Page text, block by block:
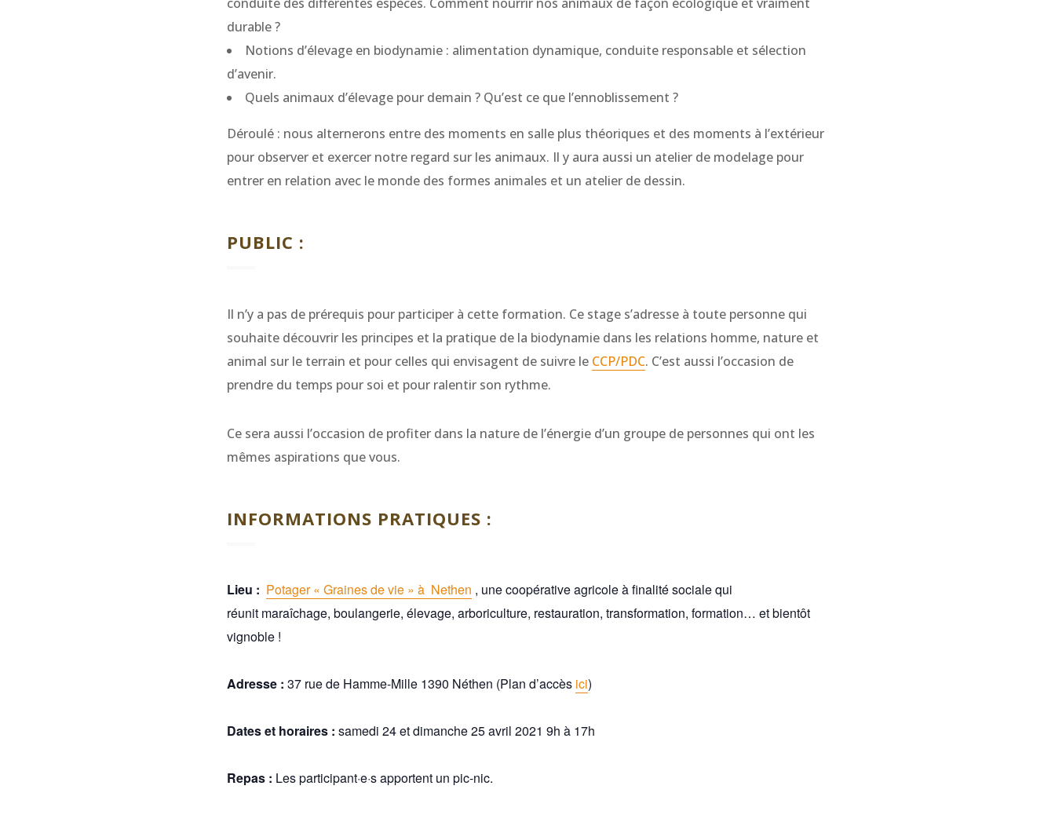
durable ?
Notions d’élevage en biodynamie : alimentation dynamique, conduite responsable et sélection
d’avenir.
Quels animaux d’élevage pour demain ? Qu’est ce que l’ennoblissement ?
Déroulé : nous alternerons entre des moments en salle plus théoriques et des moments à l’extérieur
pour observer et exercer notre regard sur les animaux. Il y aura aussi un atelier de modelage pour
entrer en relation avec le monde des formes animales et un atelier de dessin.
PUBLIC :
Il n’y a pas de prérequis pour participer à cette formation. Ce stage s’adresse à toute personne qui
souhaite découvrir les principes et la pratique de la biodynamie dans les relations homme, nature et
animal sur le terrain et pour celles qui envisagent de suivre le CCP/PDC. C’est aussi l’occasion de
prendre du temps pour soi et pour ralentir son rythme.
Ce sera aussi l’occasion de profiter dans la nature de l’énergie d’un groupe de personnes qui ont les
mêmes aspirations que vous.
INFORMATIONS PRATIQUES :
Lieu : Potager « Graines de vie » à Nethen , une coopérative agricole à finalité sociale qui
réunit maraîchage, boulangerie, élevage, arboriculture, restauration, transformation, formation… et bientôt
vignoble !
Adresse : 37 rue de Hamme-Mille 1390 Néthen (Plan d’accès ici)
Dates et horaires : samedi 24 et dimanche 25 avril 2021 9h à 17h
Repas : Les participant·e·s apportent un pic-nic.